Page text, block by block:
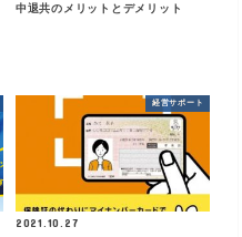
中退共のメリットとデメリット
経営サポート
2021.10.27